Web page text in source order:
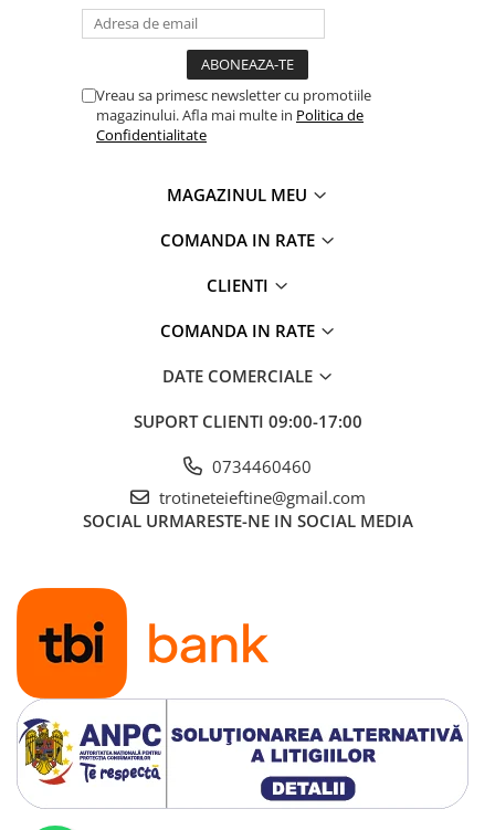
Vreau sa primesc newsletter cu promotiile
magazinului. Afla mai multe in Politica de
Confidentialitate
MAGAZINUL MEU
COMANDA IN RATE
CLIENTI
COMANDA IN RATE
DATE COMERCIALE
SUPORT CLIENTI 09:00-17:00
0734460460
trotineteieftine@gmail.com
SOCIAL URMARESTE-NE IN SOCIAL MEDIA